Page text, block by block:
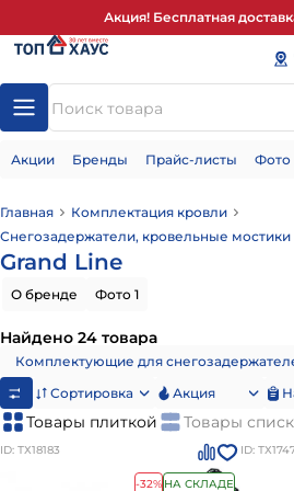
Акция! Бесплатная
Акции Бренды Прайс-листы Фото
Главная
Комплектация кровли
Снегозадержатели, кровельные
Grand Line
О бренде Фото 1
Найдено 24 товара
Комплектующие для
Сортировка
Акция
Товары плиткой Товары
ID: ТХ18183
-32% НА СКЛАДЕ
ID: